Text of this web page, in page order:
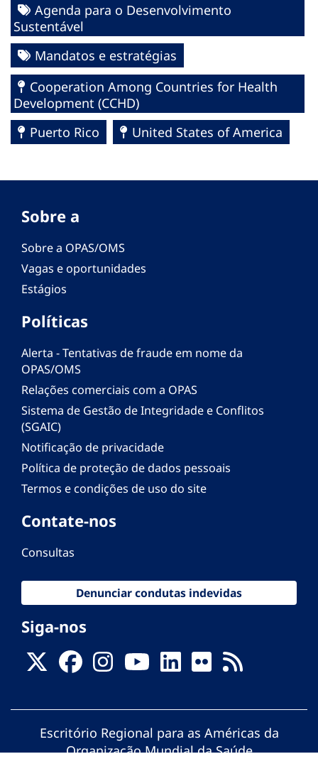
Agenda para o Desenvolvimento
Sustentável
Mandatos e estratégias
Cooperation Among Countries for Health
Development (CCHD)
Puerto Rico
United States of America
Sobre a
Sobre a OPAS/OMS
Vagas e oportunidades
Estágios
Políticas
Alerta - Tentativas de fraude em nome da
OPAS/OMS
Relações comerciais com a OPAS
Sistema de Gestão de Integridade e Conflitos
(SGAIC)
Notificação de privacidade
Política de proteção de dados pessoais
Termos e condições de uso do site
Contate-nos
Consultas
Denunciar condutas indevidas
Siga-nos
Escritório Regional para as Américas da
Organização Mundial da Saúde